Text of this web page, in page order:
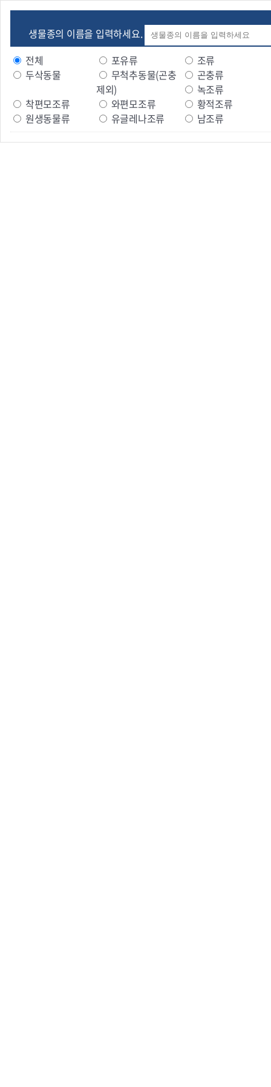
생물종의 이름을 입력하세요.
전체
포유류
조류
두삭동물
무척추동물(곤충
제외)
곤충류
녹조류
착편모조류
와편모조류
황적조류
원생동물류
유글레나조류 남조류